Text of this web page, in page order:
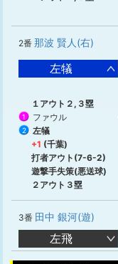
2番 那波 賢人(右)
左犠
１アウト２,３塁
1 ファウル
2
左犠
+1 (千葉)
打者アウト(7-6-2)
遊撃手失策(悪送球)
２アウト３塁
3番 田中 銀河(遊)
左飛